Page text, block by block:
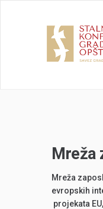
Mreža
Mreža
evropskih
projekata